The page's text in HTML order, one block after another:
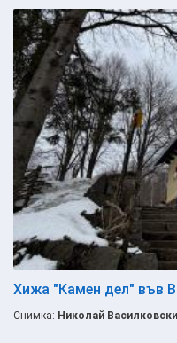
Хижа "Камен дел" във
Снимка: Николай Василковски